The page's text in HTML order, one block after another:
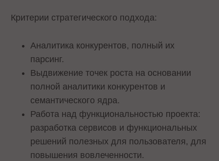
Критерии стратегического подхода:
Аналитика конкурентов, полный их
парсинг.
Выдвижение точек роста на основании
полной аналитики конкурентов и
семантического ядра.
Работа над функциональностью проекта:
разработка сервисов и функциональных
решений полезных для пользователя, для
повышения вовлеченности.